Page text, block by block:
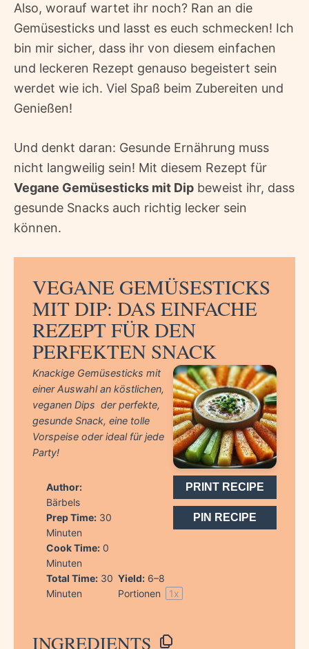
Also, worauf wartet ihr noch? Ran an die
Gemüsesticks und lasst es euch schmecken! Ich
bin mir sicher, dass ihr von diesem einfachen
und leckeren Rezept genauso begeistert sein
werdet wie ich. Viel Spaß beim Zubereiten und
Genießen!
Und denkt daran: Gesunde Ernährung muss
nicht langweilig sein! Mit diesem Rezept für
Vegane Gemüsesticks mit Dip beweist ihr, dass
gesunde Snacks auch richtig lecker sein
können.
VEGANE GEMÜSESTICKS
MIT DIP: DAS EINFACHE
REZEPT FÜR DEN
PERFEKTEN SNACK
PRINT RECIPE
PIN RECIPE
Knackige Gemüsesticks mit
einer Auswahl an köstlichen,
veganen Dips  der perfekte,
gesunde Snack, eine tolle
Vorspeise oder ideal für jede
Party!
Author:
Bärbels
Prep Time: 30
Minuten
Cook Time: 0
Minuten
Total Time: 30
Minuten
Yield: 6–8
Portionen
1x
INGREDIENTS